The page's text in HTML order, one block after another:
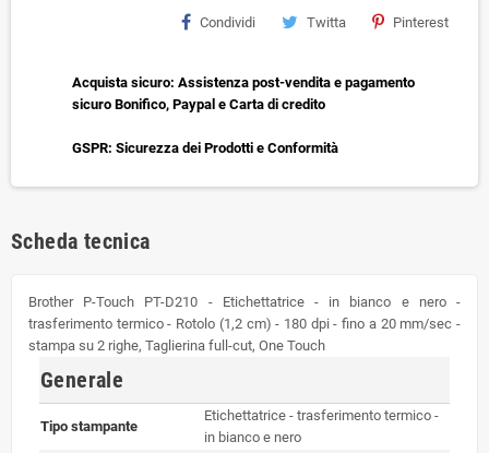
Condividi Twitta Pinterest
Acquista sicuro: Assistenza post-vendita e pagamento
sicuro Bonifico, Paypal e Carta di credito
GSPR: Sicurezza dei Prodotti e Conformità
Scheda tecnica
Brother P-Touch PT-D210 - Etichettatrice - in bianco e nero -
trasferimento termico - Rotolo (1,2 cm) - 180 dpi - fino a 20 mm/sec -
stampa su 2 righe, Taglierina full-cut, One Touch
Generale
Tipo stampante
Etichettatrice - trasferimento termico -
in bianco e nero